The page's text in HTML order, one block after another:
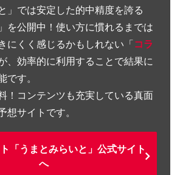
」では安定した的中精度を誇る
」を公開中！使い方に慣れるまでは
にくく感じるかもしれない「コラ
、効率的に利用することで結果に
す。
！コンテンツも充実している真面
想サイトです。
「うまとみらいと」公式サイト
へ